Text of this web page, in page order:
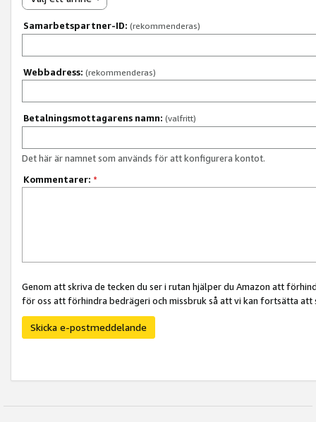
Samarbetspartner-ID: (rekommenderas)
Webbadress: (rekommenderas)
Betalningsmottagarens namn: (valfritt)
Det här är namnet som används för att konfigurera kontot.
Kommentarer: *
Genom att skriva de tecken du ser i rutan hjälper du Amazon att
för oss att förhindra bedrägeri och missbruk så att vi kan fortsätta
Skicka e-postmeddelande